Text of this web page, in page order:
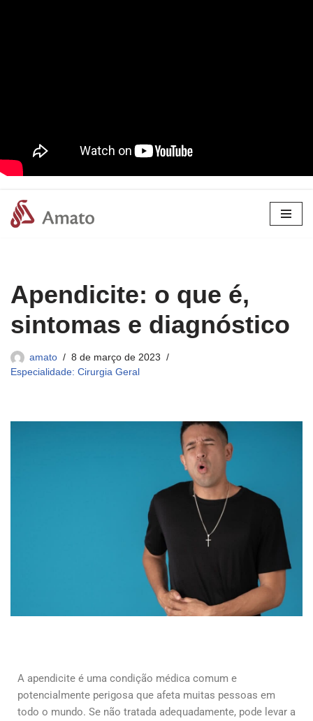
Pular
Apendicite: o que é,
sintomas e diagnóstico
amato
8 de março de 2023
Especialidade: Cirurgia Geral
A apendicite é uma condição médica comum e
potencialmente perigosa que afeta muitas pessoas em
todo o mundo. Se não tratada adequadamente, pode levar a